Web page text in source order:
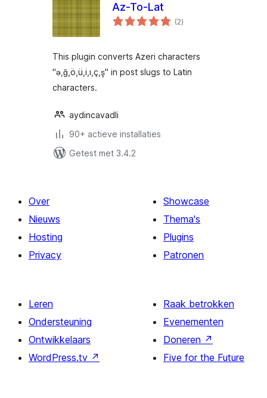
Az-To-Lat
(2totaal
waarderingen
)
This plugin converts Azeri characters
"ə,ğ,ö,ü,i,ı,ç,ş" in post slugs to Latin
characters.
aydincavadli
90+ actieve installaties
Getest met 3.4.2
Over
Nieuws
Hosting
Privacy
Showcase
Thema's
Plugins
Patronen
Leren
Ondersteuning
Ontwikkelaars
WordPress.tv ↗
Raak betrokken
Evenementen
Doneren ↗
Five for the Future